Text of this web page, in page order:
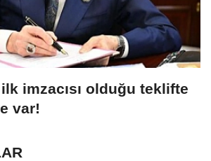
imzacısı olduğu teklifte
var!